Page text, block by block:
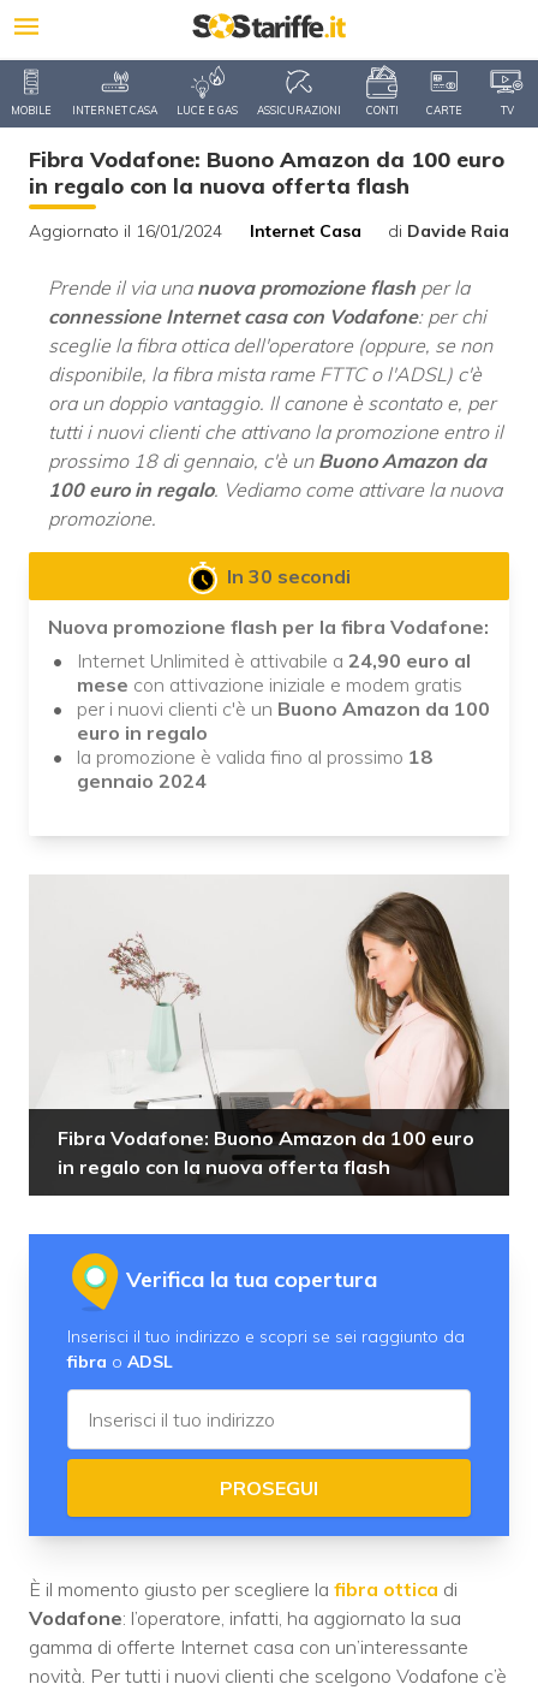
MOBILE INTERNET CASA LUCE E GAS ASSICURAZIONI CONTI CARTE TV
Fibra Vodafone: Buono Amazon da 100 euro
in regalo con la nuova offerta flash
Aggiornato il 16/01/2024 Internet Casa di Davide Raia
Prende il via una nuova promozione flash per la
connessione Internet casa con Vodafone: per chi
sceglie la fibra ottica dell'operatore (oppure, se non
disponibile, la fibra mista rame FTTC o l'ADSL) c'è
ora un doppio vantaggio. Il canone è scontato e, per
tutti i nuovi clienti che attivano la promozione entro il
prossimo 18 di gennaio, c'è un Buono Amazon da
100 euro in regalo. Vediamo come attivare la nuova
promozione.
In 30 secondi
Nuova promozione flash per la fibra Vodafone:
Internet Unlimited è attivabile a 24,90 euro al
mese con attivazione iniziale e modem gratis
per i nuovi clienti c'è un Buono Amazon da 100
euro in regalo
la promozione è valida fino al prossimo 18
gennaio 2024
Fibra Vodafone: Buono Amazon da 100 euro
in regalo con la nuova offerta flash
Verifica la tua copertura
Inserisci il tuo indirizzo e scopri se sei raggiunto da
fibra o ADSL
PROSEGUI
È il momento giusto per scegliere la fibra ottica di
Vodafone: l’operatore, infatti, ha aggiornato la sua
gamma di offerte Internet casa con un’interessante
novità. Per tutti i nuovi clienti che scelgono Vodafone c’è